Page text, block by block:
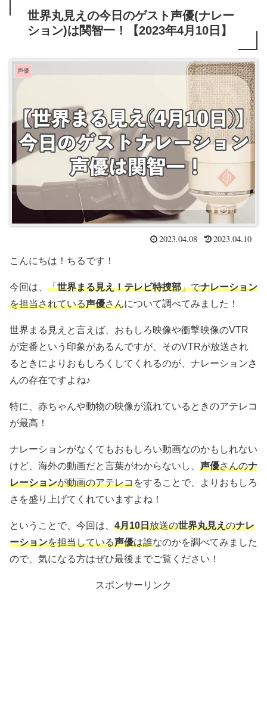
世界丸見えの今日のゲスト声優(ナレー
ション)は関智一！【2023年4月10日】
声優
2023.04.08 2023.04.10
こんにちは！ちるです！
今回は、 「世界まる見え！テレビ特捜部」でナレーション
を担当されている声優さんについて調べてみました！
世界まる見えと言えば、おもしろ映像や衝撃映像のVTR
が定番という印象があるんですが、そのVTRが放送され
るときによりおもしろくしてくれるのが、ナレーションさ
んの存在ですよね♪
特に、赤ちゃんや動物の映像が流れているときのアテレコ
が最高！
ナレーションがなくてもおもしろい動画なのかもしれない
けど、海外の動画だと言葉がわからないし、 声優さんのナ
レーションが動画のアテレコをすることで、よりおもしろ
さを盛り上げてくれていますよね！
ということで、今回は、 4月10日放送の世界丸見えのナレ
ーションを担当している声優は誰なのかを調べてみました
ので、気になる方はぜひ最後までご覧ください！
スポンサーリンク